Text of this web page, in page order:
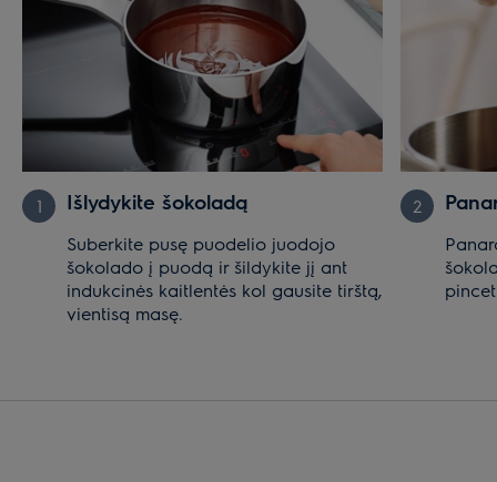
1 Išlydykite šokoladą
Suberkite pusę puodelio juodojo
šokolado į puodą ir šildykite jį ant
indukcinės kaitlentės kol gausite tirštą,
vientisą masę.
2